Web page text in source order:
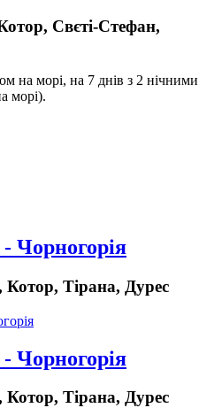
Свєті-Стефан,
на морі, на 7 днів з 2 нічними
морі).
Чорногорія
Тірана, Дурес
Чорногорія
Тірана, Дурес